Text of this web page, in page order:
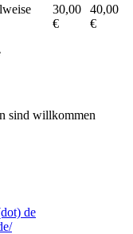
30,00
€
40,00
€
sind willkommen
de